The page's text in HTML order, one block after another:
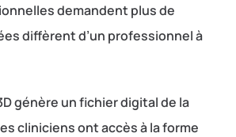
demandent plus de
diffèrent d’un professionnel à
génère un fichier digital de la
cliniciens ont accès à la forme